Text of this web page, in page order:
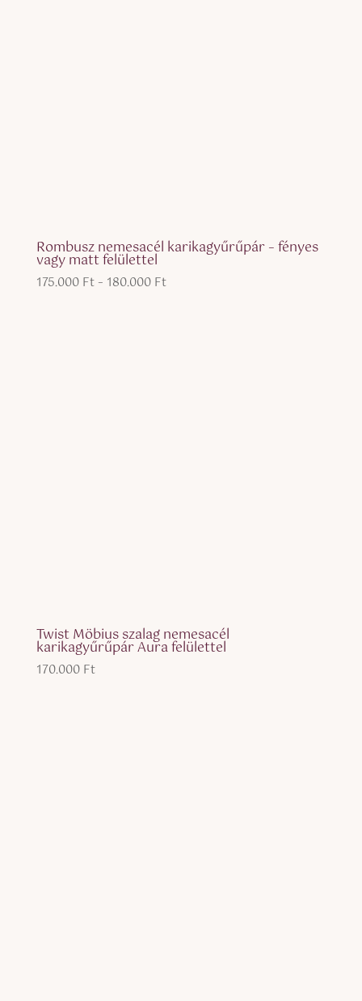
Rombusz nemesacél karikagyűrűpár – fényes
vagy matt felülettel
175.000 Ft – 180.000 FtÁrtartomány:
Twist Möbius szalag nemesacél
karikagyűrűpár Aura felülettel
170.000 Ft